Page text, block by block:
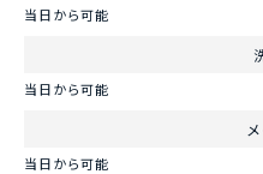
当日から可能
当日から可能
当日から可能